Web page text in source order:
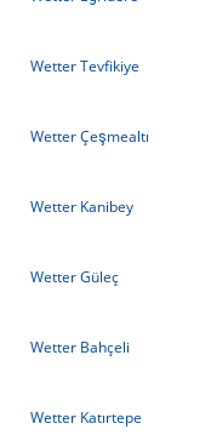
Wetter Tevfikiye
Wetter Çeşmealtı
Wetter Kanibey
Wetter Güleç
Wetter Bahçeli
Wetter Katırtepe